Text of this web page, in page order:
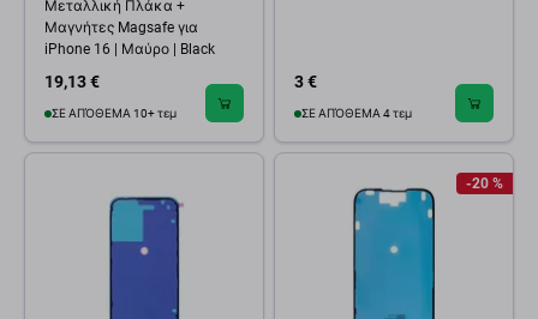
Μεταλλική Πλάκα +
Μαγνήτες Magsafe για
iPhone 16 | Μαύρο | Black
19,13 €
ΣΕ ΑΠΌΘΕΜΑ 10+ τεμ
3 €
ΣΕ ΑΠΌΘΕΜΑ 4 τεμ
-20 %